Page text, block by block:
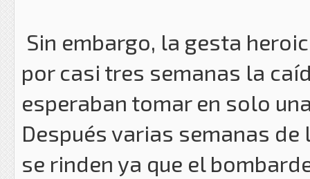
Sin embargo, la gesta
por casi tres semanas la
esperaban tomar en solo
Después varias semanas
se rinden ya que el